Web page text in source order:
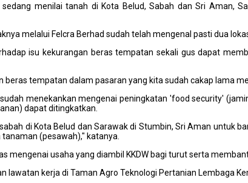
sedang menilai tanah di Kota Belud, Sabah dan Sri Aman,
melalui Felcra Berhad sudah telah mengenal pasti dua
isu kekurangan beras tempatan sekali gus dapat
tempatan dalam pasaran yang kita sudah cakap lama
menekankan mengenai peningkatan 'food security'
dapat ditingkatkan.
di Kota Belud dan Sarawak di Stumbin, Sri Aman untuk
(pesawah)," katanya.
mengenai usaha yang diambil KKDW bagi turut serta
kerja di Taman Agro Teknologi Pertanian Lembaga